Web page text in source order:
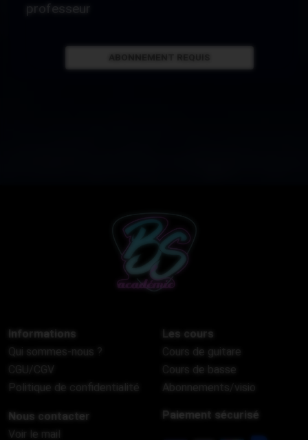
professeur
Informations
Qui sommes-nous ?
Politique de confidentialité
Les cours
Cours de guitare
Cours de basse
Abonnements/visio
Nous contacter
Voir le mail
Paiement sécurisé